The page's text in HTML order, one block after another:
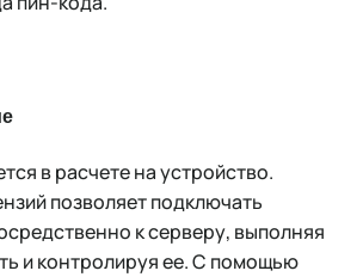
в расчете на устройство.
позволяет подключать
к серверу, выполняя
и контролируя ее. С помощью